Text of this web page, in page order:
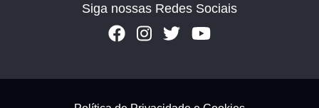
Siga nossas Redes Sociais
Footer - Subfooter